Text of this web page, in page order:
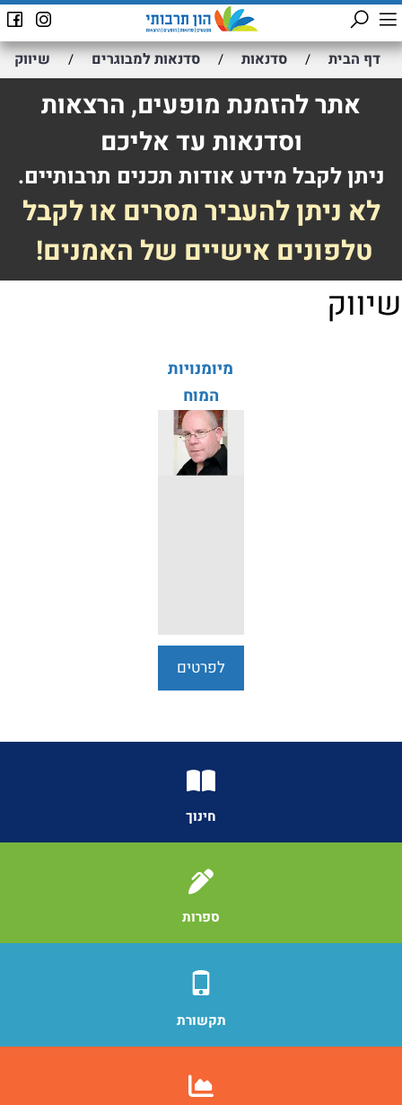
דף הבית / סדנאות / סדנאות למבוגרים / שיווק
אתר להזמנת מופעים, הרצאות
וסדנאות עד אליכם
ניתן לקבל מידע אודות תכנים תרבותיים.
לא ניתן להעביר מסרים או לקבל
טלפונים אישיים של האמנים!
שיווק
מיומנויות
המוח
והזיכרון -
ערן כץ
לפרטים
חינוך
ספרות
תקשורת